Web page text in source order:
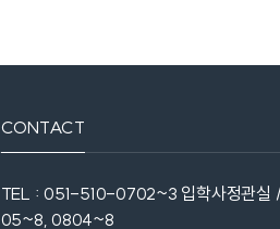
CONTACT
TEL : 051-510-0702~3 입학사정관
05~8, 0804~8